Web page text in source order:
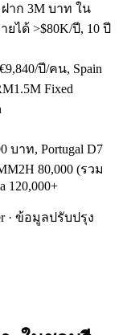
าก 3M บาท ใน
ยได้ >$80K/ปี, 10 ปี
ปี/คน, Spain
Fixed
บาท, Portugal D7
80,000 (รวม
120,000+
· ข้อมูลปรับปรุง